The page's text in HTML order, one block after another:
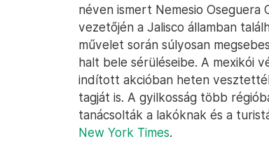
néven ismert Nemesio
vezetőjén a Jalisco államban
művelet során súlyosan
halt bele sérüléseibe. A mexikói
indított akcióban heten
tagját is. A gyilkosság több
tanácsolták a lakóknak és a
New York Times.